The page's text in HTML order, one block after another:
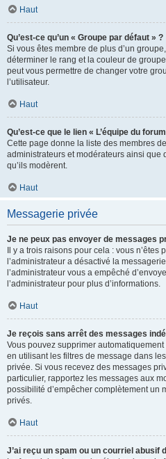
Haut
Qu’est-ce qu’un « Groupe par défaut » ?
Si vous êtes membre de plus d’un
déterminer le rang et la couleur de
peut vous permettre de changer votre
l’utilisateur.
Haut
Qu’est-ce que le lien « L’équipe du
Cette page donne la liste des membres
administrateurs et modérateurs ainsi que
qu’ils modèrent.
Haut
Messagerie privée
Je ne peux pas envoyer de messages
Il y a trois raisons pour cela : vous
l’administrateur a désactivé la
l’administrateur vous a empêché
l’administrateur pour plus d’informations.
Haut
Je reçois sans arrêt des messages
Vous pouvez supprimer
en utilisant les filtres de message dans
privée. Si vous recevez des messages
particulier, rapportez les messages aux
possibilité d’empêcher complètement un
privés.
Haut
J’ai reçu un spam ou un courriel abusif